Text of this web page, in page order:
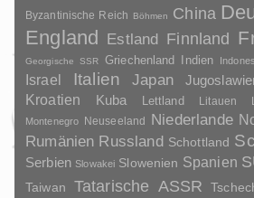
Byzantinische Reich Böhmen China
England Estland Finnland
Georgische SSR
Griechenland Indien
Israel
Italien Japan
Kroatien Kuba Lettland Litauen
Montenegro Neuseeland Niederlande
Rumänien Russland Schottland
Serbien Slowakei Slowenien Spanien
Taiwan Tatarische ASSR